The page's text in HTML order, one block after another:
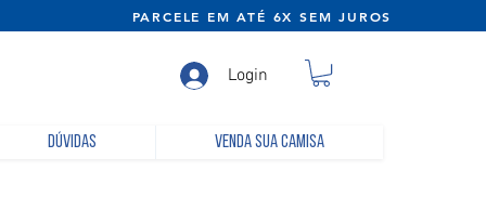
EM ATÉ 6X SEM JUROS
Login
Dúvidas Venda sua camisa